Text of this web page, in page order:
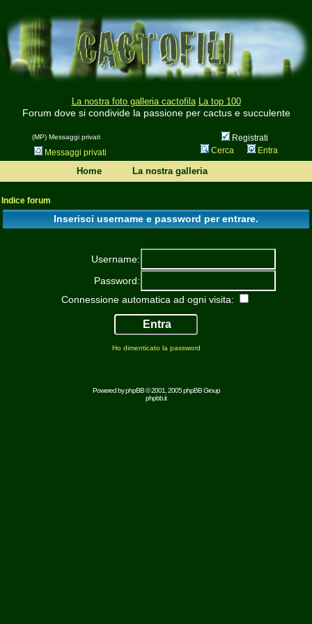
La nostra foto galleria cactofila La top 100
Forum dove si condivide la passione per cactus e succulente
(MP) Messaggi privati
Registrati
Messaggi privati
Cerca Entra
Home La nostra galleria
Indice forum
Inserisci username e password per entrare.
Username:
Password:
Connessione automatica ad ogni visita:
Ho dimenticato la password
Powered byphpBB© 2001, 2005 phpBB Group
phpbb.it